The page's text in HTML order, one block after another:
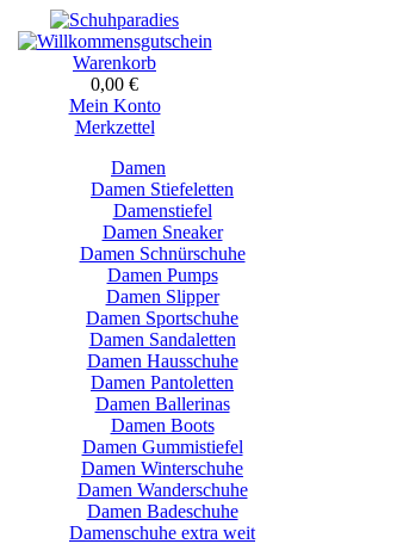
Warenkorb
0,00 €
Mein Konto
Merkzettel
Damen
Damen Stiefeletten
Damenstiefel
Damen Sneaker
Damen Schnürschuhe
Damen Pumps
Damen Slipper
Damen Sportschuhe
Damen Sandaletten
Damen Hausschuhe
Damen Pantoletten
Damen Ballerinas
Damen Boots
Damen Gummistiefel
Damen Winterschuhe
Damen Wanderschuhe
Damen Badeschuhe
Damenschuhe extra weit